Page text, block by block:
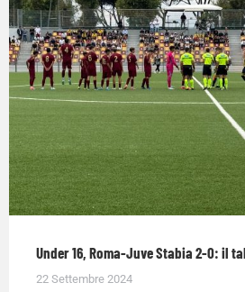
Under 16, Roma-Juve Stabia 2-0: il
22 Settembre 2024